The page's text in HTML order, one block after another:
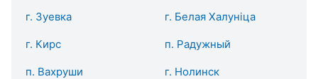
г. Зуевка г. Белая Халуніца
г. Кирс п. Радужный
п. Вахруши г. Нолинск